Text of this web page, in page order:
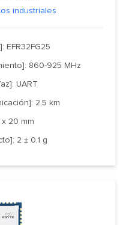
industriales
EFR32FG25
860-925 MHz
UART
2,5 km
20 mm
2 ± 0,1 g